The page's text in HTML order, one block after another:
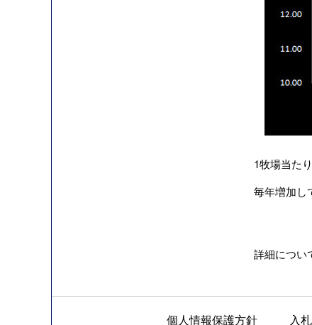
1牧場当た
毎年増加し
詳細につい
個人情報保護方針 入